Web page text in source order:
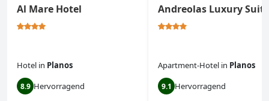
Al Mare Hotel
Hotel in Planos
8.9 Hervorragend
Andreolas Luxury
Apartment-Hotel in Planos
9.1 Hervorragend